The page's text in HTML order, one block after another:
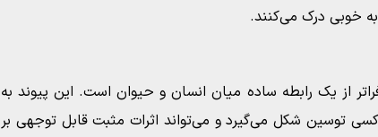
خوبی درک می‌کنند.
از یک رابطه ساده میان انسان و حیوان است. این پیوند به
توسین شکل می‌گیرد و می‌تواند اثرات مثبت قابل توجهی بر